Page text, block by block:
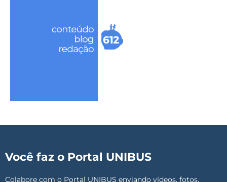
Você faz o Portal UNIBUS
Colabore com o Portal UNIBUS enviando vídeos, fotos,